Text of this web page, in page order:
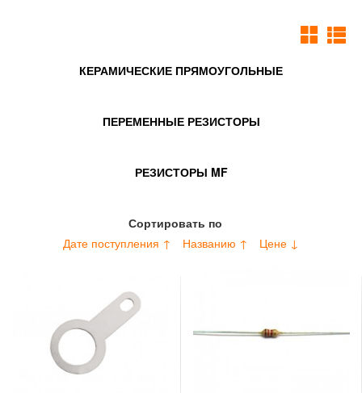
КЕРАМИЧЕСКИЕ ПРЯМОУГОЛЬНЫЕ
ПЕРЕМЕННЫЕ РЕЗИСТОРЫ
РЕЗИСТОРЫ MF
Сортировать по
Дате поступления ↑
Названию ↑ Цене ↓